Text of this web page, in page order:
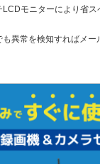
モニターにより省
異常を検知すればメー